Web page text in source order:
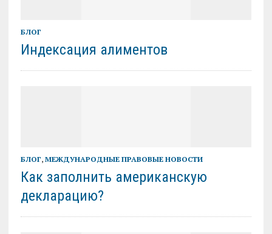
БЛОГ
Индексация алиментов
БЛОГ, МЕЖДУНАРОДНЫЕ ПРАВОВЫЕ НОВОСТИ
Как заполнить американскую
декларацию?